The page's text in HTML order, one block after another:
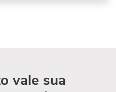
vale sua